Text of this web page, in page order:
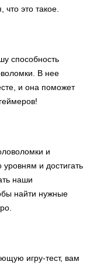
это такое.
способность
В нее
и она поможет
и
уровням и достигать
наши
найти нужные
игру-тест, вам